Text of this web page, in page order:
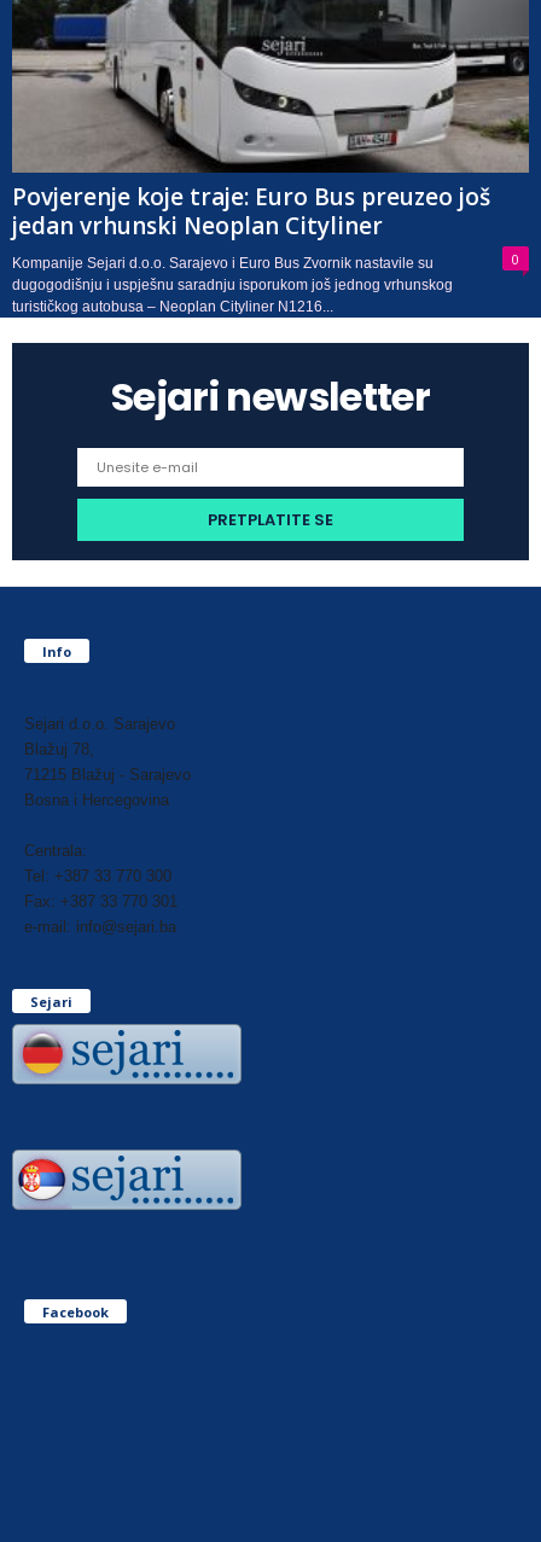
Povjerenje koje traje: Euro Bus preuzeo još
jedan vrhunski Neoplan Cityliner
0
Kompanije Sejari d.o.o. Sarajevo i Euro Bus Zvornik nastavile su
dugogodišnju i uspješnu saradnju isporukom još jednog vrhunskog
turističkog autobusa – Neoplan Cityliner N1216...
Sejari newsletter
Info
Sejari d.o.o. Sarajevo
Blažuj 78,
71215 Blažuj - Sarajevo
Bosna i Hercegovina
Centrala:
Tel: +387 33 770 300
Fax: +387 33 770 301
e-mail: info@sejari.ba
Sejari
Facebook